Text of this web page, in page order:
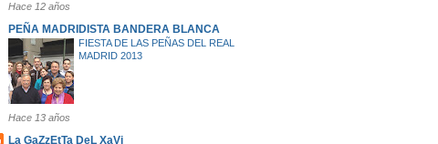
Hace 12 años
PEÑA MADRIDISTA BANDERA BLANCA
FIESTA DE LAS PEÑAS DEL REAL
MADRID 2013
Hace 13 años
La GaZzEtTa DeL XaVi